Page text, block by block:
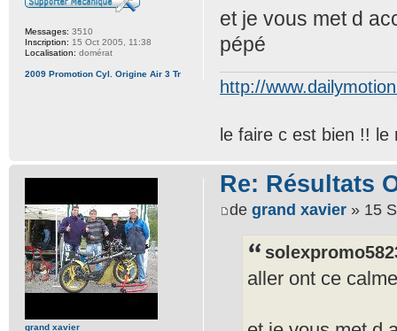
et je vous met d
pépé
http://
le faire c est bien !! le
Messages: 3510
Inscription: 15 Oct 2005, 11:38
Localisation: domérat
2009 Promotion Cyl. Origine Air 3 Tr
Re: Résultats
de grand xavier » 15
aller ont ce
grand xavier